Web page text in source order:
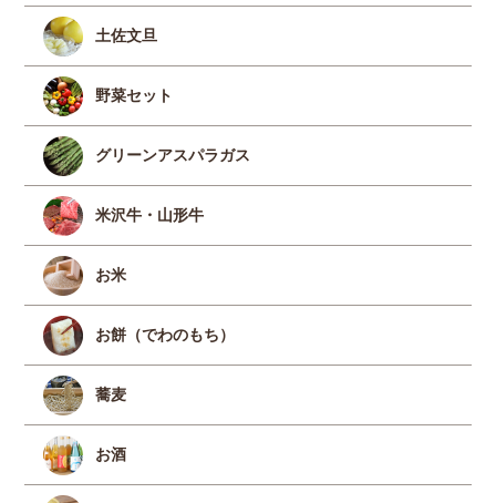
土佐文旦
野菜セット
グリーンアスパラガス
米沢牛・山形牛
お米
お餅（でわのもち）
蕎麦
お酒